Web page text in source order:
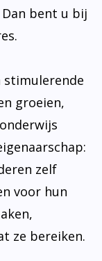
bent u bij
stimulerende
groeien,
zelf
voor hun
ze bereiken.